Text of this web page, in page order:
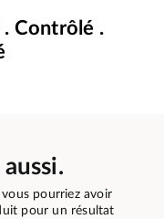
. Contrôlé .
pourriez avoir
pour un résultat